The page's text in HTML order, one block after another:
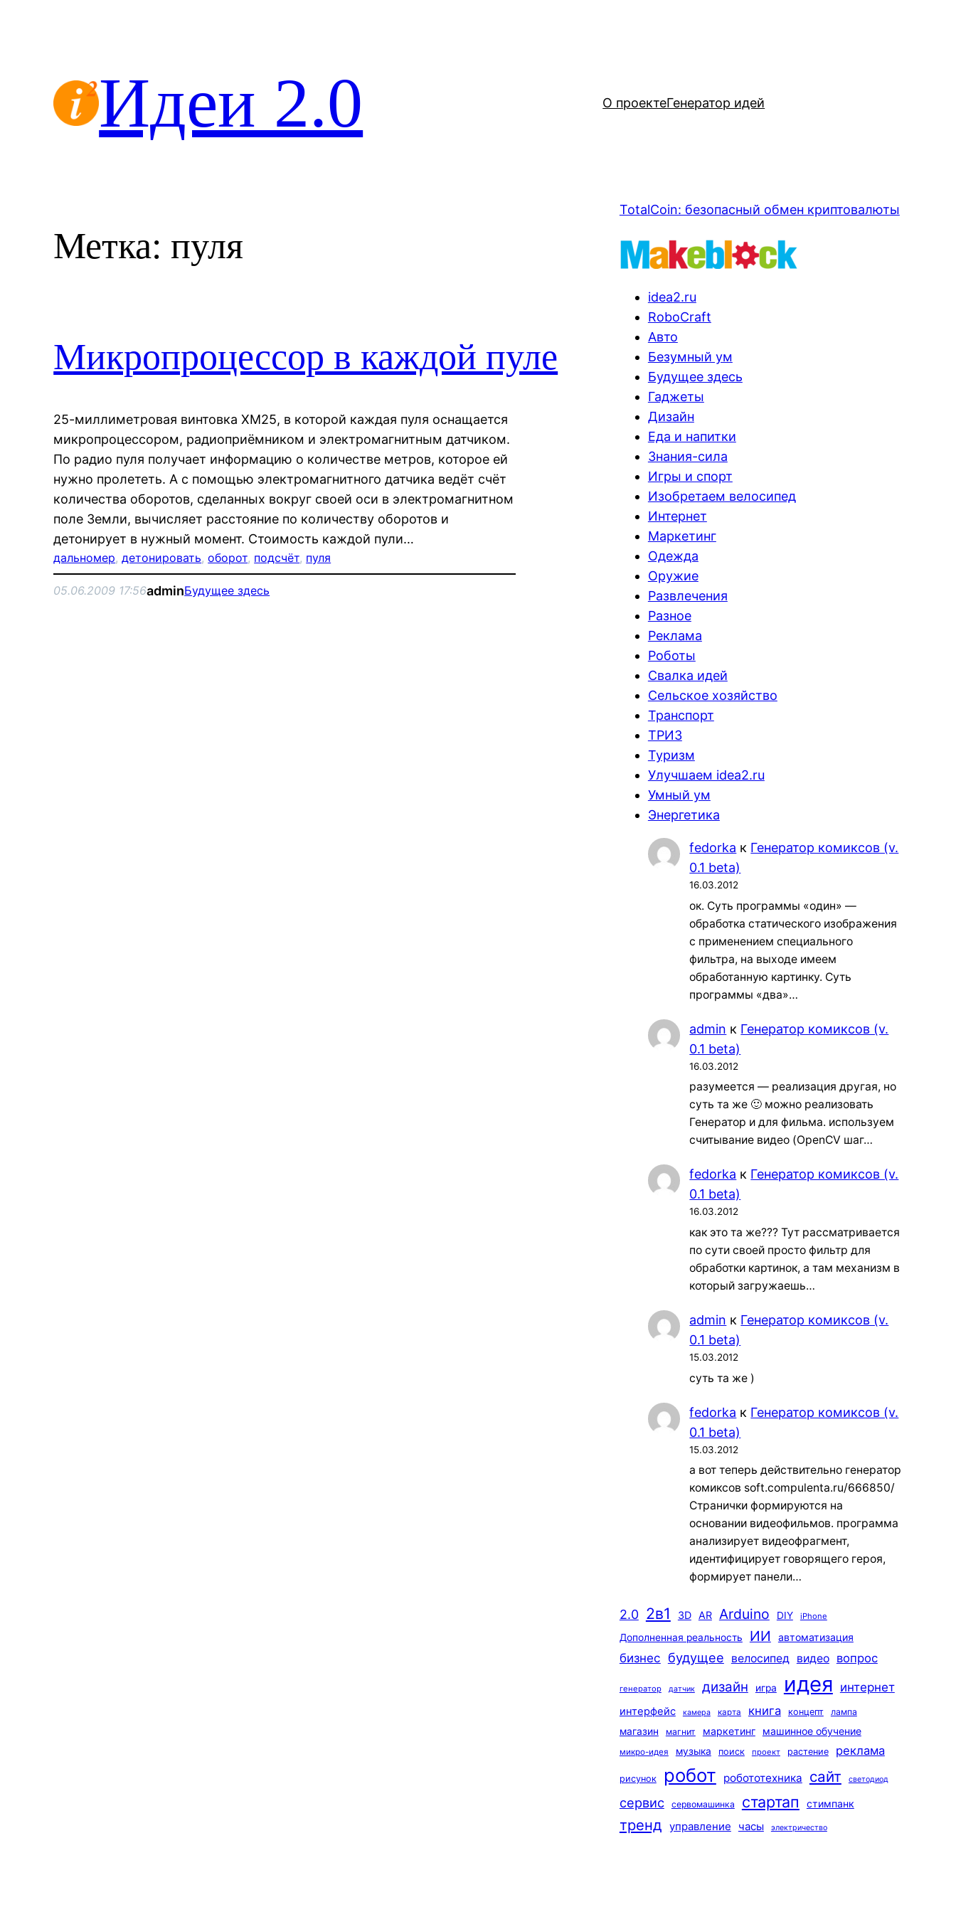
Идеи 2.0 О проектеГенератор идей
Метка: пуля
Микропроцессор в каждой пуле
25-миллиметровая винтовка XM25, в которой каждая пуля оснащается
микропроцессором, радиоприёмником и электромагнитным датчиком.
По радио пуля получает информацию о количестве метров, которое ей
нужно пролететь. А с помощью электромагнитного датчика ведёт счёт
количества оборотов, сделанных вокруг своей оси в электромагнитном
поле Земли, вычисляет расстояние по количеству оборотов и
детонирует в нужный момент. Стоимость каждой пули…
дальномер, детонировать, оборот, подсчёт, пуля
05.06.2009 17:56adminБудущее здесь
TotalCoin: безопасный обмен криптовалюты
idea2.ru
RoboCraft
Авто
Безумный ум
Будущее здесь
Гаджеты
Дизайн
Еда и напитки
Знания-сила
Игры и спорт
Изобретаем велосипед
Интернет
Маркетинг
Одежда
Оружие
Развлечения
Разное
Реклама
Роботы
Свалка идей
Сельское хозяйство
Транспорт
ТРИЗ
Туризм
Улучшаем idea2.ru
Умный ум
Энергетика
fedorka к Генератор комиксов (v.
0.1 beta)
16.03.2012
ок. Суть программы «один» —
обработка статического изображения
с применением специального
фильтра, на выходе имеем
обработанную картинку. Суть
программы «два»…
admin к Генератор комиксов (v.
0.1 beta)
16.03.2012
разумеется — реализация другая, но
суть та же 🙂 можно реализовать
Генератор и для фильма. используем
считывание видео (OpenCV шаг…
fedorka к Генератор комиксов (v.
0.1 beta)
16.03.2012
как это та же??? Тут рассматривается
по сути своей просто фильтр для
обработки картинок, а там механизм в
который загружаешь…
admin к Генератор комиксов (v.
0.1 beta)
15.03.2012
суть та же )
fedorka к Генератор комиксов (v.
0.1 beta)
15.03.2012
а вот теперь действительно генератор
комиксов soft.compulenta.ru/666850/
Странички формируются на
основании видеофильмов. программа
анализирует видеофрагмент,
идентифицирует говорящего героя,
формирует панели…
2.0 2в1 3D AR Arduino DIY iPhone
Дополненная реальность ИИ автоматизация
бизнес будущее велосипед видео вопрос
генератор датчик дизайн игра идея интернет
интерфейс камера карта книга концепт лампа
магазин магнит маркетинг машинное обучение
микро-идея музыка поиск проект растение реклама
рисунок робот робототехника сайт светодиод
сервис сервомашинка стартап стимпанк
тренд управление часы электричество